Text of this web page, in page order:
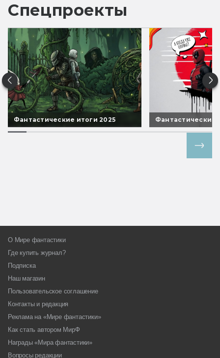
Спецпроекты
Фантастические итоги 2025 Фантастические
О Мире фантастики
Где купить журнал?
Подписка
Наш магазин
Пользовательское соглашение
Контакты и редакция
Реклама на «Мире фантастики»
Как стать автором МирФ
Награды «Мира фантастики»
Вопросы редакции